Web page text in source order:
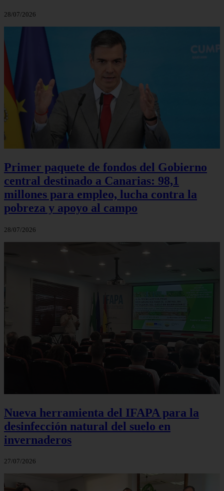
28/07/2026
Primer paquete de fondos del Gobierno
central destinado a Canarias: 98,1
millones para empleo, lucha contra la
pobreza y apoyo al campo
28/07/2026
Nueva herramienta del IFAPA para la
desinfección natural del suelo en
invernaderos
27/07/2026